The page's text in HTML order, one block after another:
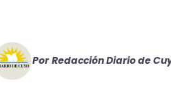
Por Redacción Diario de